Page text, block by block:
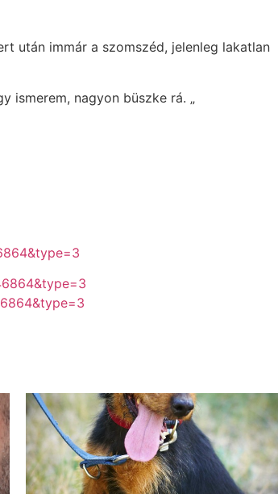
után immár a szomszéd, jelenleg lakatlan
ismerem, nagyon büszke rá. „